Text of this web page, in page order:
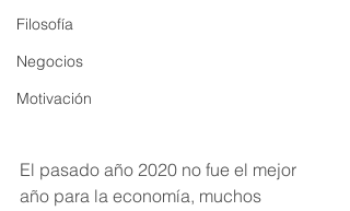
Filosofía
Negocios
Motivación
El pasado año 2020 no fue el mejor
año para la economía, muchos